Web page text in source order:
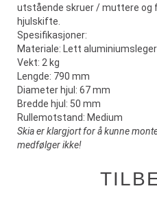
utstående skruer / muttere og
hjulskifte.
Spesifikasjoner:
Materiale: Lett
Vekt: 2 kg
Lengde: 790 mm
Diameter hjul: 67 mm
Bredde hjul: 50 mm
Rullemotstand: Medium
Skia er klargjort for å kunne
medfølger ikke!